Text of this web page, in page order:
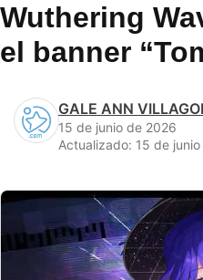
Wuthering
el banner
GALE ANN
15 de junio de 2026
Actualizado: 15 de